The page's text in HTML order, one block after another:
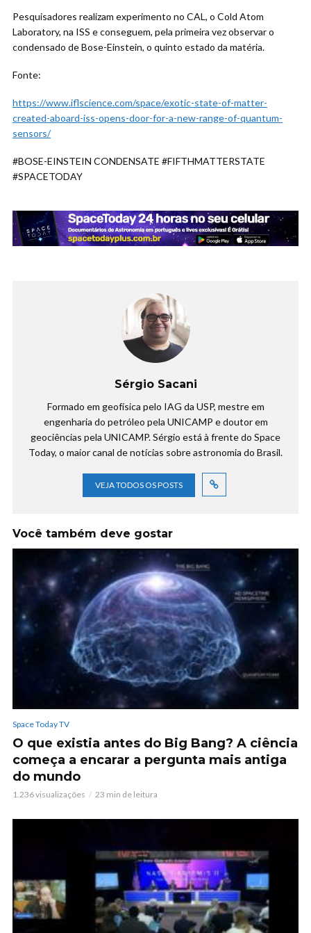
Pesquisadores realizam experimento no CAL, o Cold Atom
Laboratory, na ISS e conseguem, pela primeira vez observar o
condensado de Bose-Einstein, o quinto estado da matéria.
Fonte:
https://www.iflscience.com/space/exotic-state-of-matter-
created-aboard-iss-opens-door-for-a-new-range-of-quantum-
sensors/
#BOSE-EINSTEIN CONDENSATE #FIFTHMATTERSTATE
#SPACETODAY
Sérgio Sacani
Formado em geofísica pelo IAG da USP, mestre em
engenharia do petróleo pela UNICAMP e doutor em
geociências pela UNICAMP. Sérgio está à frente do Space
Today, o maior canal de notícias sobre astronomia do Brasil.
VEJA TODOS OS POSTS
Você também deve gostar
Space Today TV
O que existia antes do Big Bang? A ciência
começa a encarar a pergunta mais antiga
do mundo
1.236 visualizações 23 min de leitura